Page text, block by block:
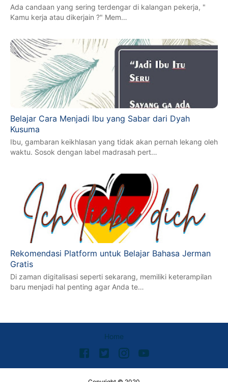
Ada candaan yang sering terdengar di kalangan pekerja, "
Kamu kerja atau dikerjain ?" Mem…
Belajar Cara Menjadi Ibu yang Sabar dari Dyah
Kusuma
Ibu, gambaran keikhlasan yang tidak akan pernah lekang oleh
waktu. Sosok dengan label madrasah pert…
Rekomendasi Platform untuk Belajar Bahasa Jerman
Gratis
Di zaman digitalisasi seperti sekarang, memiliki keterampilan
baru menjadi hal penting agar Anda te…
Home